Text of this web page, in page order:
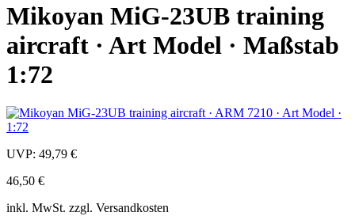
Mikoyan MiG-23UB training
aircraft · Art Model · Maßstab
1:72
UVP: 49,79 €
46,50 €
inkl. MwSt. zzgl. Versandkosten